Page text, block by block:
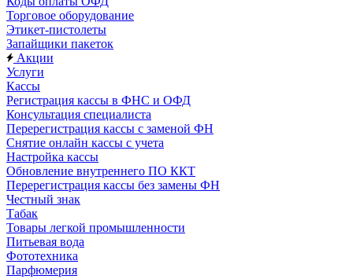
Торговое оборудование
Этикет-пистолеты
Запайщики пакеток
Акции
Услуги
Кассы
Регистрация кассы в ФНС и ОФД
Консультация специалиста
Перерегистрация кассы с заменой ФН
Снятие онлайн кассы с учета
Настройка кассы
Обновление внутреннего ПО ККТ
Перерегистрация кассы без замены ФН
Честный знак
Табак
Товары легкой промышленности
Питьевая вода
Фототехника
Парфюмерия